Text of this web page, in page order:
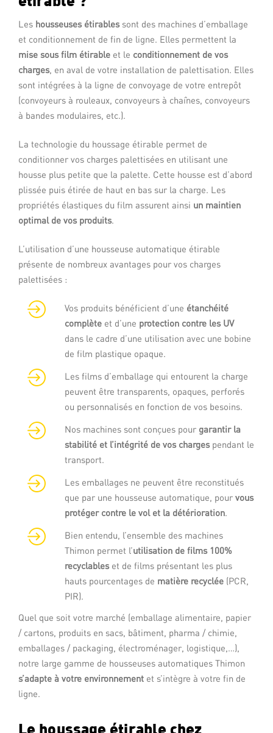
Les housseuses étirablessont des machines d’emballage
et conditionnement de fin de ligne. Elles permettent la
mise sous film étirable et le conditionnement de vos
charges, en aval de votre installation de palettisation. Elles
sont intégrées à la ligne de convoyage de votre entrepôt
(convoyeurs à rouleaux, convoyeurs à chaînes, convoyeurs
à bandes modulaires, etc.).
La technologie du houssage étirable permet de
conditionner vos charges palettisées en utilisant une
housse plus petite que la palette. Cette housse est d’abord
plissée puis étirée de haut en bas sur la charge. Les
propriétés élastiques du film assurent ainsi un maintien
optimal de vos produits.
L’utilisation d’une housseuse automatique étirable
présente de nombreux avantages pour vos charges
palettisées :
Vos produits bénéficient d’une étanchéité
complète et d’une protection contre les UV
dans le cadre d’une utilisation avec une bobine
de film plastique opaque.
Les films d’emballage qui entourent la charge
peuvent être transparents, opaques, perforés
ou personnalisés en fonction de vos besoins.
Nos machines sont conçues pour garantir la
stabilité et l’intégrité de vos chargespendant le
transport.
Les emballages ne peuvent être reconstitués
que par une housseuse automatique, pour vous
protéger contre le vol et la détérioration.
Bien entendu, l’ensemble des machines
Thimon permet l’utilisation de films 100%
recyclableset de films présentant les plus
hauts pourcentages de matière recyclée (PCR,
PIR).
Quel que soit votre marché (emballage alimentaire, papier
/ cartons, produits en sacs, bâtiment, pharma / chimie,
emballages / packaging, électroménager, logistique,…),
notre large gamme de housseuses automatiques Thimon
s’adapte à votre environnement et s’intègre à votre fin de
ligne.
Le houssage étirable chez